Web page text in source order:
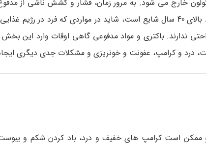
خارج می شود. به مرور زمان، فشار و کشش ناشی از
عبور باعث ایجاد این نواحی ضعیف می شود. این وضعیت در افراد بالای 40 سال شایع است، شاید در مواردی که
ندارند. باکتری و مواد مدفوعی گاهی اوقات وارد این
درد و کرامپ، عفونت و خونریزی و مشکلات جدی دیگری
و ممکن است کرامپ های خفیف و درد، باد کردن شکم و